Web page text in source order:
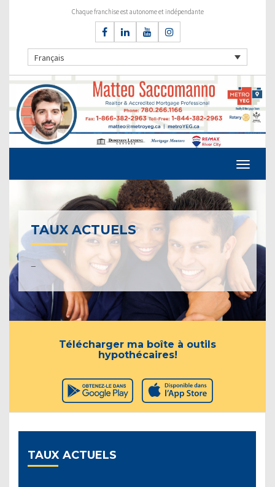
Chaque franchise est autonome et indépendante
Français
TAUX ACTUELS
–
Télécharger ma boîte à outils
hypothécaires!
TAUX ACTUELS